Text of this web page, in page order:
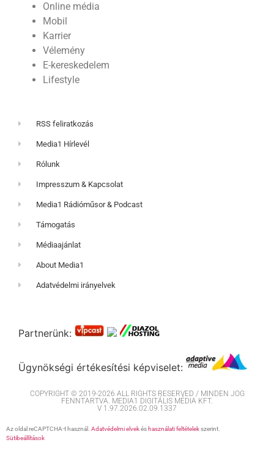
Online média
Mobil
Karrier
Vélemény
E-kereskedelem
Lifestyle
RSS feliratkozás
Media1 Hírlevél
Rólunk
Impresszum & Kapcsolat
Media1 Rádióműsor & Podcast
Támogatás
Médiaajánlat
About Media1
Adatvédelmi irányelvek
Partnerünk:
Ügynökségi értékesítési képviselet:
COPYRIGHT © 2019-2026 ALL RIGHTS RESERVED / MINDEN JOG
FENNTARTVA. MEDIA1 DIGITÁLIS MÉDIA KFT.
V 1.97.2026.02.09.1337
Az oldal reCAPTCHA-t használ. Adatvédelmi elvekés használati feltételekszerint.
Sütibeállítások